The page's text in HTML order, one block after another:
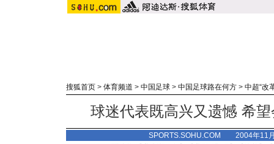
搜狐首页 > 体育频道 > 中国足球 > 中国足球路在何方 > 中超“改
球迷代表既高兴又遗憾 希
SPORTS.SOHU.COM 2004年11